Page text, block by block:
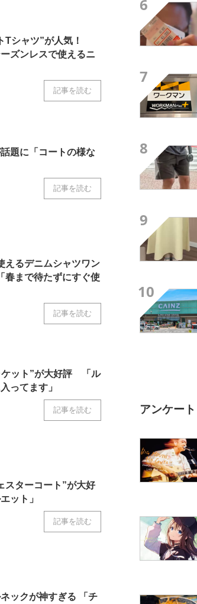
Tシャツ”が人気！
ズンレスで使えるニ
記事を読む
題に「コートの様な
記事を読む
えるデニムシャツワン
春まで待たずにすぐ使
記事を読む
ケット”が大好評 「ル
ってます」
記事を読む
スターコート”が大好
ット」
記事を読む
ックが神すぎる 「チ
6
7
8
9
10
アンケート